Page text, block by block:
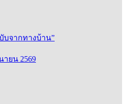
บจากทางบ้าน”
ายน 2569